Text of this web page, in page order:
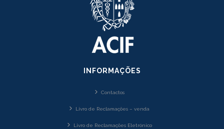
INFORMAÇÕES
Contactos
Livro de Reclamações – venda
Livro de Reclamações Eletrónico